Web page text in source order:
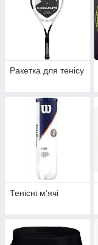
Ракетка для тенісу
Тенісні мʼячі